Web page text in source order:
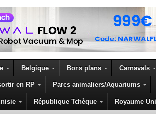
Belgique Bons plans Carnavals
en RP Parcs animaliers/Aquariums
République Tchèque Royaume Uni
PARC NIGLOLAND